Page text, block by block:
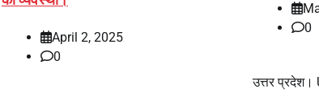
April 2, 2025
0
0
उत्तर प्रदेश।